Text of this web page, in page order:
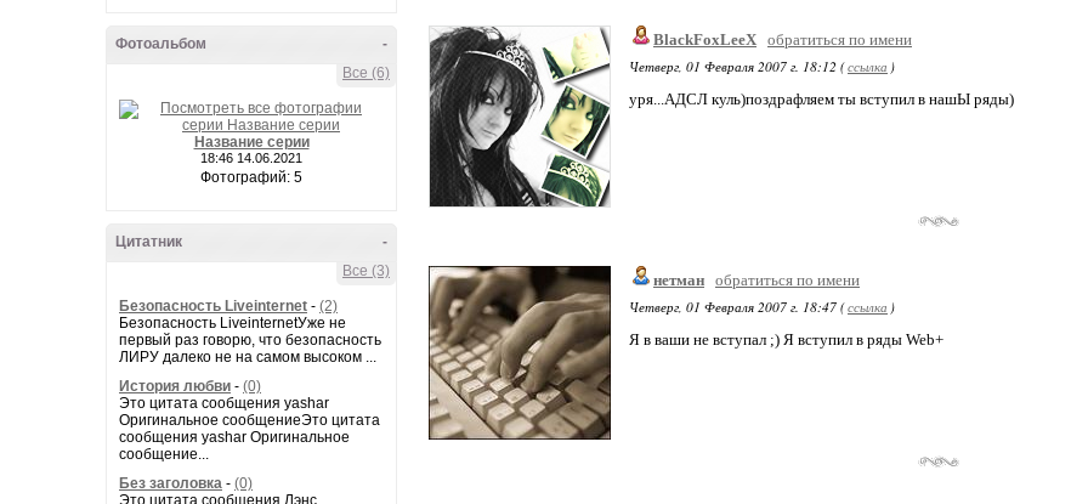
-
Фотоальбом
Все (6)
Название серии
18:46 14.06.2021
Фотографий: 5
-
Цитатник
Все (3)
Безопасность Liveinternet - (2)
Безопасность LiveinternetУже не
первый раз говорю, что безопасность
ЛИРУ далеко не на самом высоком ...
История любви - (0)
Это цитата сообщения yashar
Оригинальное сообщениеЭто цитата
сообщения yashar Оригинальное
сообщение...
Без заголовка - (0)
Это цитата сообщения Лэнс
BlackFoxLeeX обратиться по имени
Четверг, 01 Февраля 2007 г. 18:12 (ссылка )
уря...АДСЛ куль)поздрафляем ты вступил в нашЫ ряды)
нетман обратиться по имени
Четверг, 01 Февраля 2007 г. 18:47 (ссылка )
Я в ваши не вступал ;) Я вступил в ряды Web+